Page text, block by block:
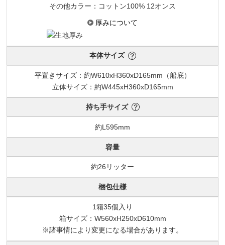
その他カラー：コットン100% 12オンス
厚みについて
本体サイズ
平置きサイズ：約W610xH360xD165mm（船底）
立体サイズ：約W445xH360xD165mm
持ち手サイズ
約L595mm
容量
約26リッター
梱包仕様
1箱35個入り
箱サイズ：W560xH250xD610mm
※諸事情により変更になる場合があります。